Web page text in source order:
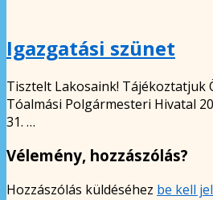
Igazgatási szünet
Tisztelt Lakosaink! Tájékoztatjuk
Tóalmási Polgármesteri Hivatal
31. …
Vélemény, hozzászólás?
Hozzászólás küldéséhez be kell